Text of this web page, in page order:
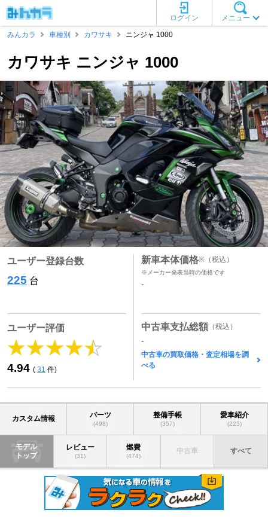
メニュー
ログイン
みんカラ
車種別 カワサキ ニンジャ 1000
カワサキ ニンジャ 1000
ユーザー登録台数
225 台
ユーザー評価
4.94 ( 31 件)
新車本体価格※ （税込）
※メーカー発表当時の価格です
-
中古車支払総額 （税込）
-
中古車の買取価格・査定相場を調
べる
カスタム情報 パーツ
(498)
整備手帳
(357)
愛車紹介
(225)
モデル
トップ
レビュー
(31)
燃費
(474)
中古車 すべて